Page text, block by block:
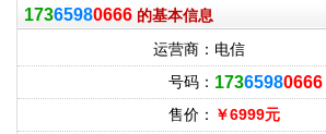
17365980666 的基本信息
运营商： 电信
号码： 17365980666
售价： ￥6999元